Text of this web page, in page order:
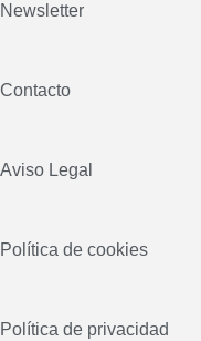
Newsletter
Contacto
Aviso Legal
Política de cookies
Política de privacidad